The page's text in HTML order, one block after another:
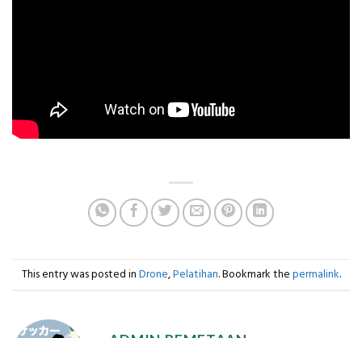
This entry was posted in Drone,Pelatihan. Bookmark the permalink.